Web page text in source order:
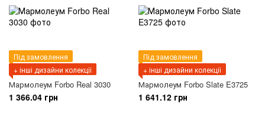
Під замовлення
+ інші дизайни колекції
Мармолеум Forbo Real 3030
1 366.04 грн
Під замовлення
+ інші дизайни колекції
Мармолеум Forbo Slate E3725
1 641.12 грн